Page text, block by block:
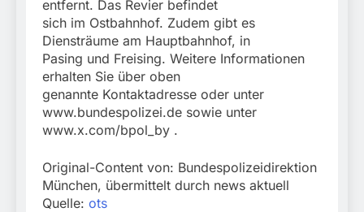
entfernt. Das Revier befindet
sich im Ostbahnhof. Zudem gibt es
Diensträume am Hauptbahnhof, in
Pasing und Freising. Weitere Informationen
erhalten Sie über oben
genannte Kontaktadresse oder unter
www.bundespolizei.de sowie unter
www.x.com/bpol_by .
Original-Content von: Bundespolizeidirektion
München, übermittelt durch news aktuell
Quelle: ots